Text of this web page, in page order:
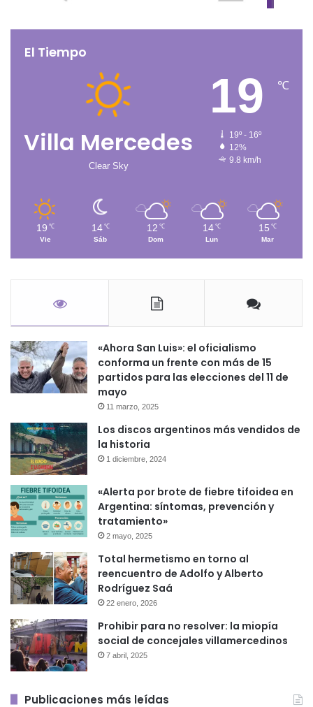
El Tiempo
Villa Mercedes
Clear Sky
19 ℃
19º - 16º
12%
9.8 km/h
19 ℃
Vie
14 ℃
Sáb
12 ℃
Dom
14 ℃
Lun
15 ℃
Mar
«Ahora San Luis»: el oficialismo
conforma un frente con más de 15
partidos para las elecciones del 11 de
mayo
11 marzo, 2025
Los discos argentinos más vendidos de
la historia
1 diciembre, 2024
«Alerta por brote de fiebre tifoidea en
Argentina: síntomas, prevención y
tratamiento»
2 mayo, 2025
Total hermetismo en torno al
reencuentro de Adolfo y Alberto
Rodríguez Saá
22 enero, 2026
Prohibir para no resolver: la miopía
social de concejales villamercedinos
7 abril, 2025
Publicaciones más leídas